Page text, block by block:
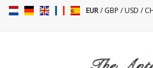
EUR/GBP /USD /